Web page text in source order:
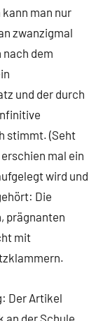
man nur
zwanzigmal
dem
und der durch
stimmt. (Seht
mal ein
wird und
Die
prägnanten
mit
Der Artikel